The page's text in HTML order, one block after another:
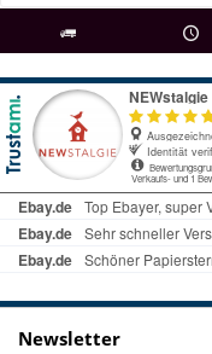
ab € 69 Bestellwert seit 98
Newsletter